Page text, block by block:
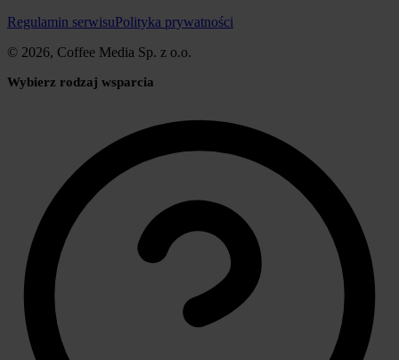
Regulamin serwisuPolityka prywatności
© 2026, Coffee Media Sp. z o.o.
Wybierz rodzaj wsparcia